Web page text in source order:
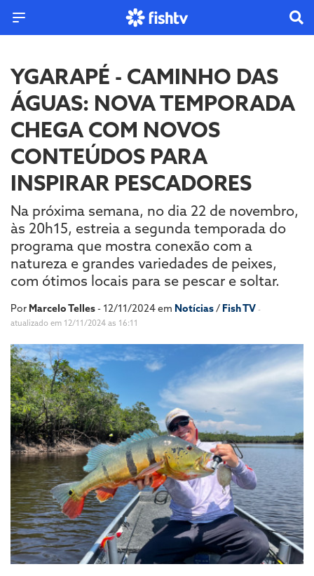
YGARAPÉ - CAMINHO DAS
ÁGUAS: NOVA TEMPORADA
CHEGA COM NOVOS
CONTEÚDOS PARA
INSPIRAR PESCADORES
Na próxima semana, no dia 22 de novembro,
às 20h15, estreia a segunda temporada do
programa que mostra conexão com a
natureza e grandes variedades de peixes,
com ótimos locais para se pescar e soltar.
Por Marcelo Telles- 12/11/2024 em Notícias/ Fish TV -
atualizado em 12/11/2024 as 16:11